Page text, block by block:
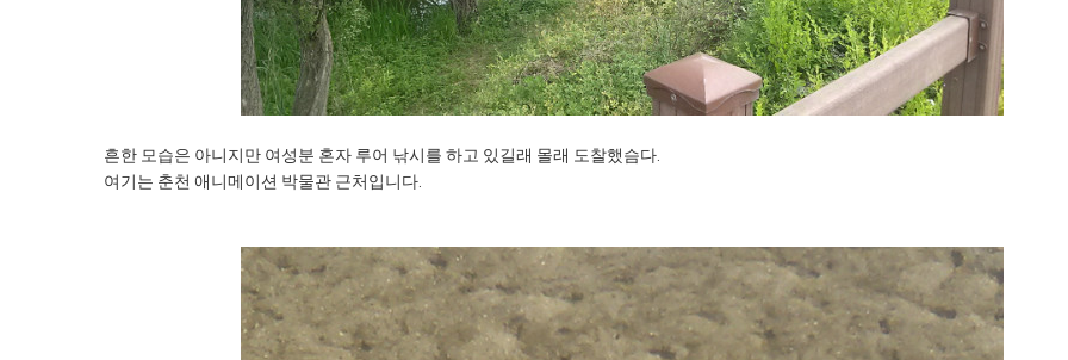
흔한 모습은 아니지만 여성분 혼자 루어 낚시를 하고 있길래 몰래 도찰했슴다.
여기는 춘천 애니메이션 박물관 근처입니다.